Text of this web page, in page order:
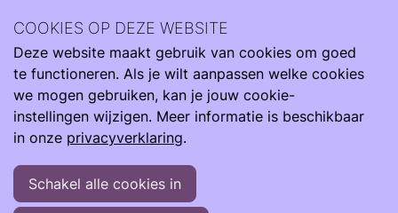
Community kunnen je herkenning bieden, realiteit en hoop.
Ervaringen
In het ziekenhuis
Jordan is geboren met een zwangerschapsduur van 27 weken en 5
dagen
Jordan is geboren met een zwangerschapsduur van 27
Ervaringsverhaal van Petra (moeder van Jordan)
COOKIES OP DEZE WEBSITE
Deze website maakt gebruik van cookies om goed
te functioneren. Als je wilt aanpassen welke cookies
we mogen gebruiken, kan je jouw cookie-
instellingen wijzigen. Meer informatie is beschikbaar
in onze privacyverklaring.
Schakel alle cookies in